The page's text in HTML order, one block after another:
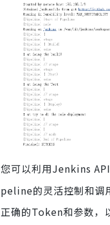
可以利用Jenkins
的灵活控制和调
确的Token和参数，